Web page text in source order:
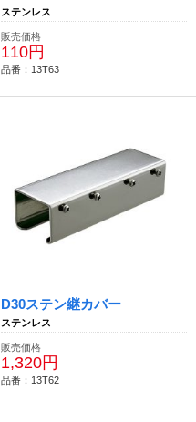
ステンレス
販売価格
110円
品番：13T63
D30ステン継カバー
ステンレス
販売価格
1,320円
品番：13T62